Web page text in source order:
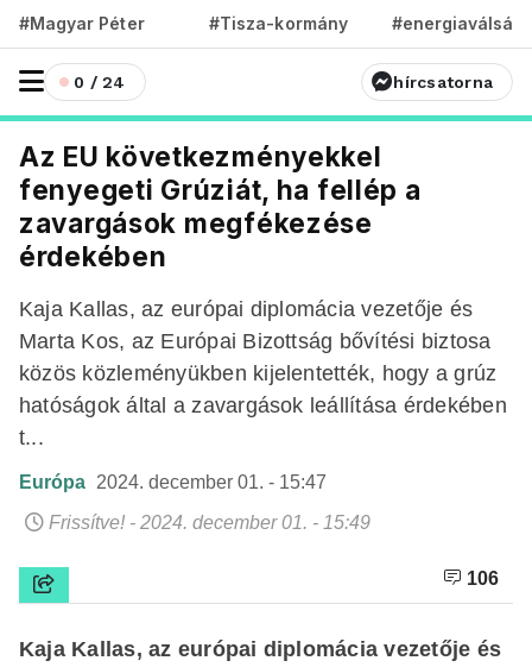
#Magyar Péter #Tisza-kormány #energiaválság
0 / 24 hírcsatorna
Az EU következményekkel
fenyegeti Grúziát, ha fellép a
zavargások megfékezése
érdekében
Kaja Kallas, az európai diplomácia vezetője és
Marta Kos, az Európai Bizottság bővítési biztosa
közös közleményükben kijelentették, hogy a grúz
hatóságok által a zavargások leállítása érdekében
t...
Európa 2024. december 01. - 15:47
Frissítve! - 2024. december 01. - 15:49
106
Kaja Kallas, az európai diplomácia vezetője és